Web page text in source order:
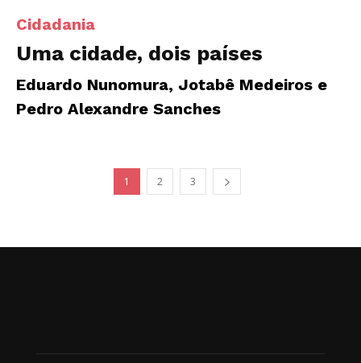
Cidadania
Uma cidade, dois países
Eduardo Nunomura, Jotabê Medeiros e
Pedro Alexandre Sanches
1 2 3